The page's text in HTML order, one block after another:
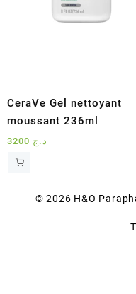
CeraVe Gel nettoyant
moussant 236ml
د.ج
© 2026 H&O